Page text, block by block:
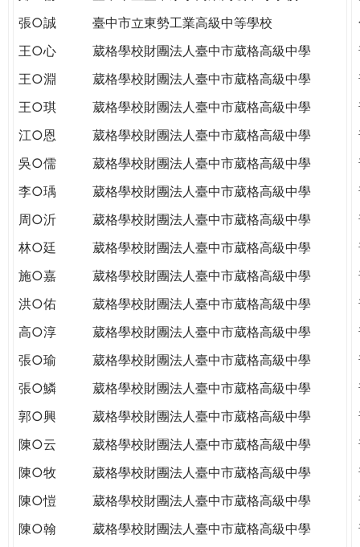
TOMORROW
PUTTING
YOU
THE
PATH
GLOBAL
CITIZENSHIP
張○誠
臺中市立東勢工業高級中等學校
王○心
葳格學校財團法人臺中市葳格高級中學
王○淵
葳格學校財團法人臺中市葳格高級中學
王○琪
葳格學校財團法人臺中市葳格高級中學
江○恩
葳格學校財團法人臺中市葳格高級中學
吳○儒
葳格學校財團法人臺中市葳格高級中學
李○瑀
葳格學校財團法人臺中市葳格高級中學
周○沂
葳格學校財團法人臺中市葳格高級中學
林○廷
葳格學校財團法人臺中市葳格高級中學
施○嘉
葳格學校財團法人臺中市葳格高級中學
洪○佑
葳格學校財團法人臺中市葳格高級中學
高○淳
葳格學校財團法人臺中市葳格高級中學
張○瑜
葳格學校財團法人臺中市葳格高級中學
張○鱗
葳格學校財團法人臺中市葳格高級中學
郭○興
葳格學校財團法人臺中市葳格高級中學
陳○云
葳格學校財團法人臺中市葳格高級中學
陳○牧
葳格學校財團法人臺中市葳格高級中學
陳○愷
葳格學校財團法人臺中市葳格高級中學
陳○翰
葳格學校財團法人臺中市葳格高級中學